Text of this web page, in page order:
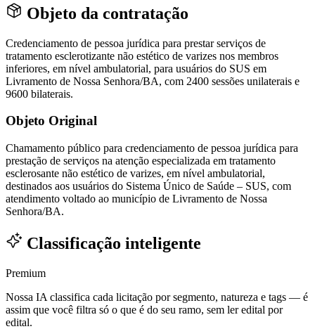
Objeto da contratação
Credenciamento de pessoa jurídica para prestar serviços de
tratamento esclerotizante não estético de varizes nos membros
inferiores, em nível ambulatorial, para usuários do SUS em
Livramento de Nossa Senhora/BA, com 2400 sessões unilaterais e
9600 bilaterais.
Objeto Original
Chamamento público para credenciamento de pessoa jurídica para
prestação de serviços na atenção especializada em tratamento
esclerosante não estético de varizes, em nível ambulatorial,
destinados aos usuários do Sistema Único de Saúde – SUS, com
atendimento voltado ao município de Livramento de Nossa
Senhora/BA.
Classificação inteligente
Premium
Nossa IA classifica cada licitação por segmento, natureza e tags — é
assim que você filtra só o que é do seu ramo, sem ler edital por
edital.